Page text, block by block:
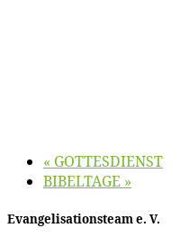
« GOTTESDIENST
BIBELTAGE »
Evan­ge­li­sa­ti­ons­team e. V.